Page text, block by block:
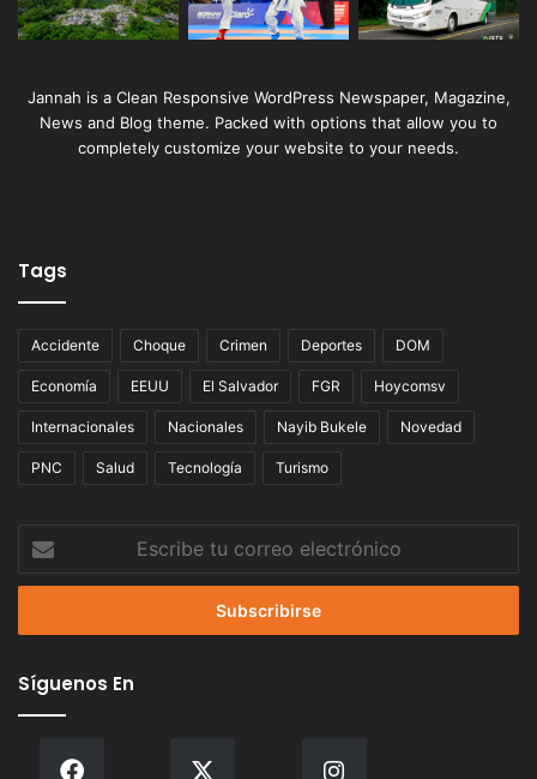
Jannah is a Clean Responsive WordPress Newspaper, Magazine,
News and Blog theme. Packed with options that allow you to
completely customize your website to your needs.
Tags
Accidente Choque Crimen Deportes DOM
Economía EEUU El Salvador FGR Hoycomsv
Internacionales Nacionales Nayib Bukele Novedad
PNC Salud Tecnología Turismo
tu
correo
Síguenos En